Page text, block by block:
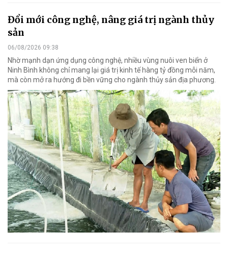
Đổi mới công nghệ, nâng giá trị ngành thủy
sản
06/08/2026 09:38
Nhờ mạnh dạn ứng dụng công nghệ, nhiều vùng nuôi ven biển ở
Ninh Bình không chỉ mang lại giá trị kinh tế hàng tỷ đồng mỗi năm,
mà còn mở ra hướng đi bền vững cho ngành thủy sản địa phương.